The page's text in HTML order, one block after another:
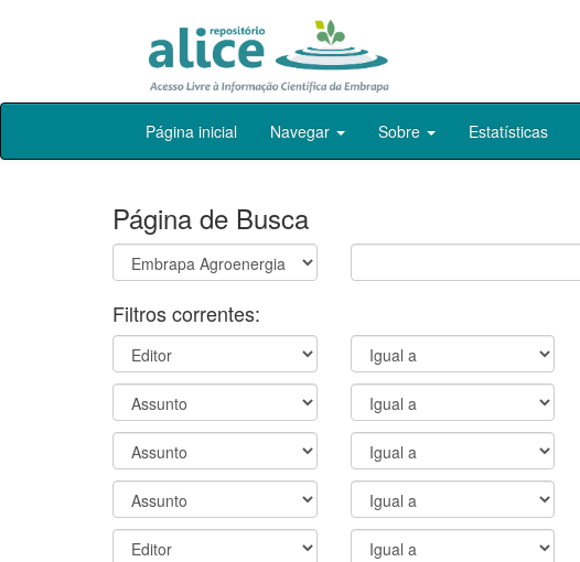
Skip
Página inicial Navegar Sobre Estatísticas
Página de Busca
Filtros correntes: